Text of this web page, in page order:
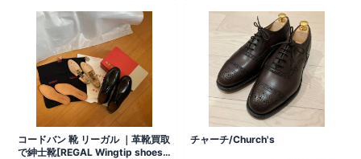
コードバン 靴 リーガル ｜革靴買取
で紳士靴[REGAL Wingtip shoes]
チャーチ/Church's